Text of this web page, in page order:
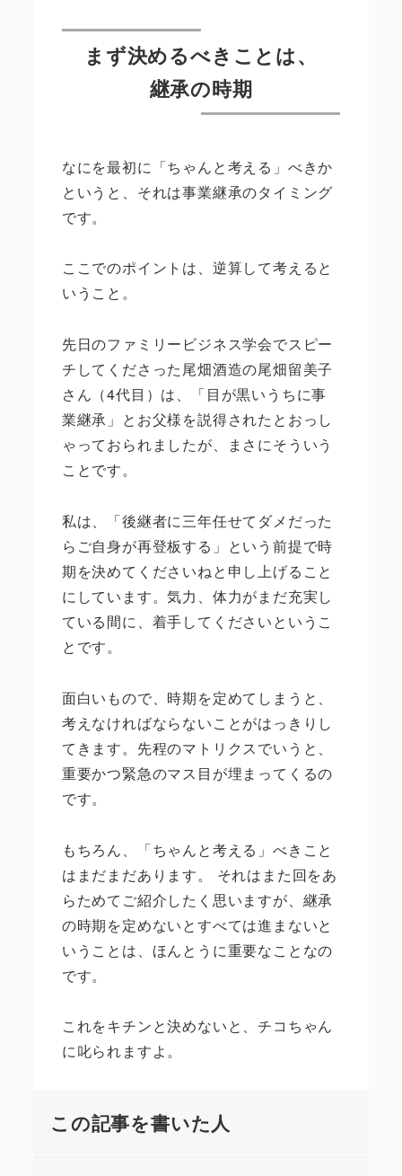
まず決めるべきことは、
継承の時期
なにを最初に「ちゃんと考える」べきか
というと、それは事業継承のタイミング
です。
ここでのポイントは、逆算して考えると
いうこと。
先日のファミリービジネス学会でスピー
チしてくださった尾畑酒造の尾畑留美子
さん（4代目）は、「目が黒いうちに事
業継承」とお父様を説得されたとおっし
ゃっておられましたが、まさにそういう
ことです。
私は、「後継者に三年任せてダメだった
らご自身が再登板する」という前提で時
期を決めてくださいねと申し上げること
にしています。気力、体力がまだ充実し
ている間に、着手してくださいというこ
とです。
面白いもので、時期を定めてしまうと、
考えなければならないことがはっきりし
てきます。先程のマトリクスでいうと、
重要かつ緊急のマス目が埋まってくるの
です。
もちろん、「ちゃんと考える」べきこと
はまだまだあります。 それはまた回をあ
らためてご紹介したく思いますが、継承
の時期を定めないとすべては進まないと
いうことは、ほんとうに重要なことなの
です。
これをキチンと決めないと、チコちゃん
に叱られますよ。
この記事を書いた人